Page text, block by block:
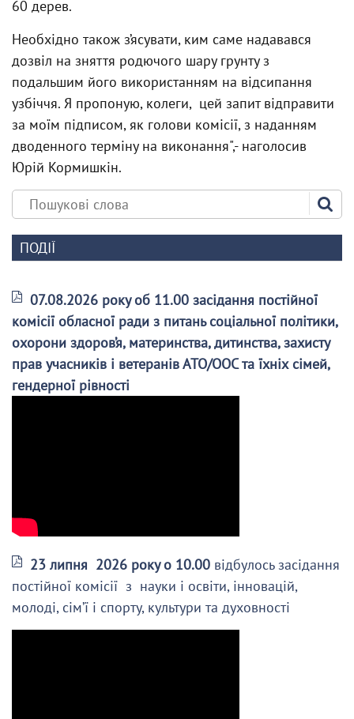
60 дерев.
Необхідно також з’ясувати, ким саме надавався
дозвіл на зняття родючого шару грунту з
подальшим його використанням на відсипання
узбіччя. Я пропоную, колеги, цей запит відправити
за моїм підписом, як голови комісії, з наданням
дводенного терміну на виконання",- наголосив
Юрій Кормишкін.
ПОДІЇ
07.08.2026 року об 11.00 засідання постійної
комісії обласної ради з питань соціальної політики,
охорони здоров’я, материнства, дитинства, захисту
прав учасників і ветеранів АТО/ООС та їхніх сімей,
гендерної рівності
23 липня 2026 року о 10.00 відбулось засідання
постійної комісії з науки і освіти, інновацій,
молоді, сім’ї і спорту, культури та духовності